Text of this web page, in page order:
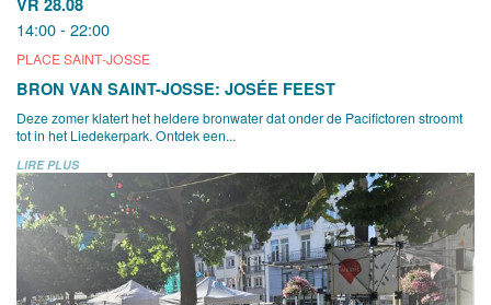
VR 28.08
14:00 - 22:00
PLACE SAINT-JOSSE
BRON VAN SAINT-JOSSE: JOSÉE FEEST
Deze zomer klatert het heldere bronwater dat onder de Pacifictoren stroomt
tot in het Liedekerpark. Ontdek een...
LIRE PLUS